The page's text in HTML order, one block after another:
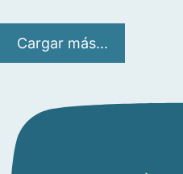
Cargar más...